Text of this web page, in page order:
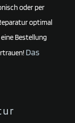
oder per
optimal
Bestellung
Das